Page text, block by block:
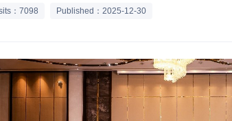
：7098 Published：2025-12-30